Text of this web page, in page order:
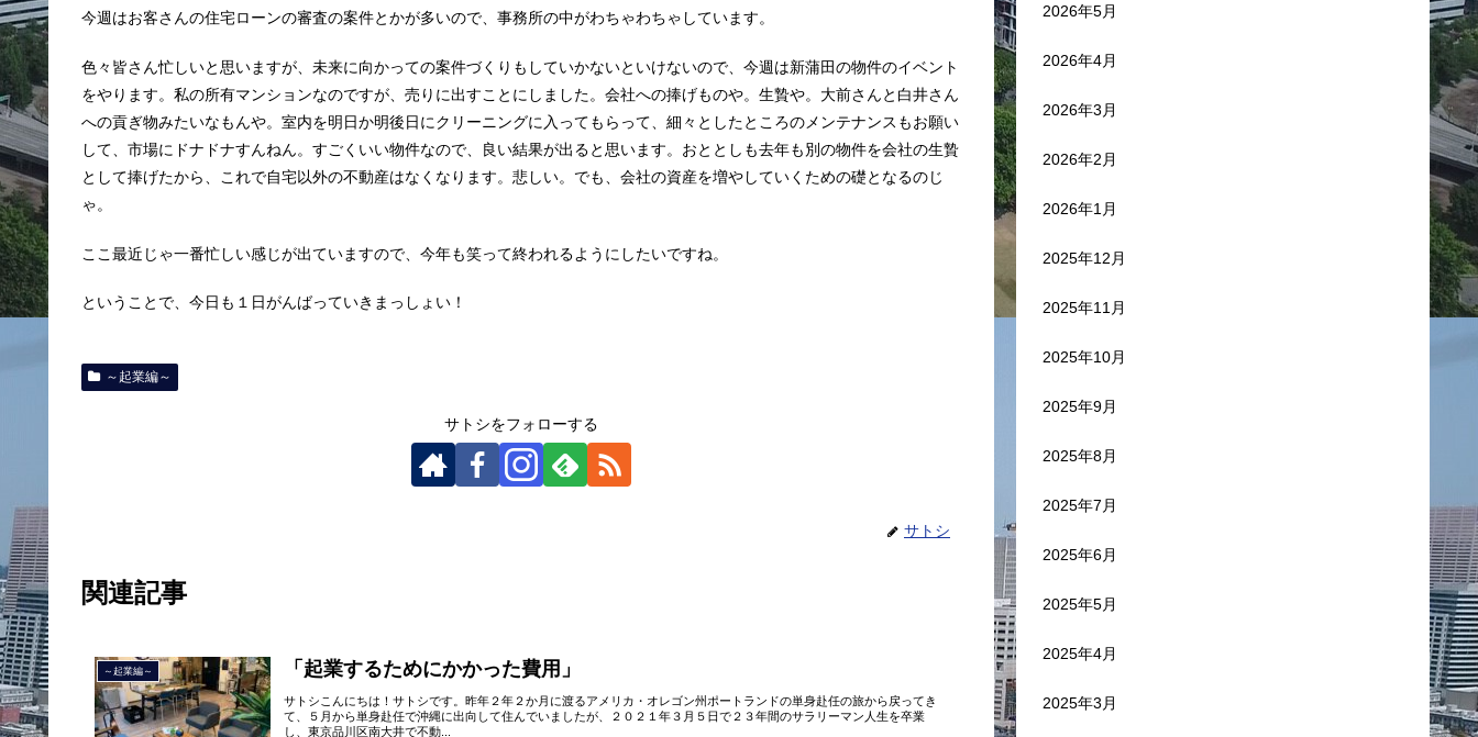
今週はお客さんの住宅ローンの審査の案件とかが多いので、事務所の中がわちゃわちゃしています。
色々皆さん忙しいと思いますが、未来に向かっての案件づくりもしていかないといけないので、今週は新蒲田の物件のイベント
をやります。私の所有マンションなのですが、売りに出すことにしました。会社への捧げものや。生贄や。大前さんと白井さん
への貢ぎ物みたいなもんや。室内を明日か明後日にクリーニングに入ってもらって、細々としたところのメンテナンスもお願い
して、市場にドナドナすんねん。すごくいい物件なので、良い結果が出ると思います。おととしも去年も別の物件を会社の生贄
として捧げたから、これで自宅以外の不動産はなくなります。悲しい。でも、会社の資産を増やしていくための礎となるのじ
ゃ。
ここ最近じゃ一番忙しい感じが出ていますので、今年も笑って終われるようにしたいですね。
ということで、今日も１日がんばっていきまっしょい！
～起業編～
サトシをフォローする
サトシ
関連記事
～起業編～ 「起業するためにかかった費用」
サトシこんにちは！サトシです。昨年２年２か月に渡るアメリカ・オレゴン州ポートランドの単身赴任の旅から戻ってき
て、５月から単身赴任で沖縄に出向して住んでいましたが、２０２１年３月５日で２３年間のサラリーマン人生を卒業
し、東京品川区南大井で不動...
2026年5月
2026年4月
2026年3月
2026年2月
2026年1月
2025年12月
2025年11月
2025年10月
2025年9月
2025年8月
2025年7月
2025年6月
2025年5月
2025年4月
2025年3月